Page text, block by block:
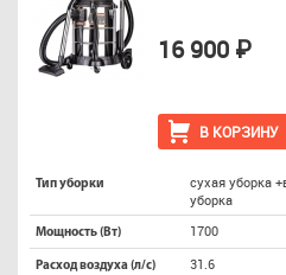
В КОРЗИНУ
16 900 ₽
Тип уборки
сухая уборка
уборка
Мощность (Вт) 1700
Расход воздуха (л/с) 31.6